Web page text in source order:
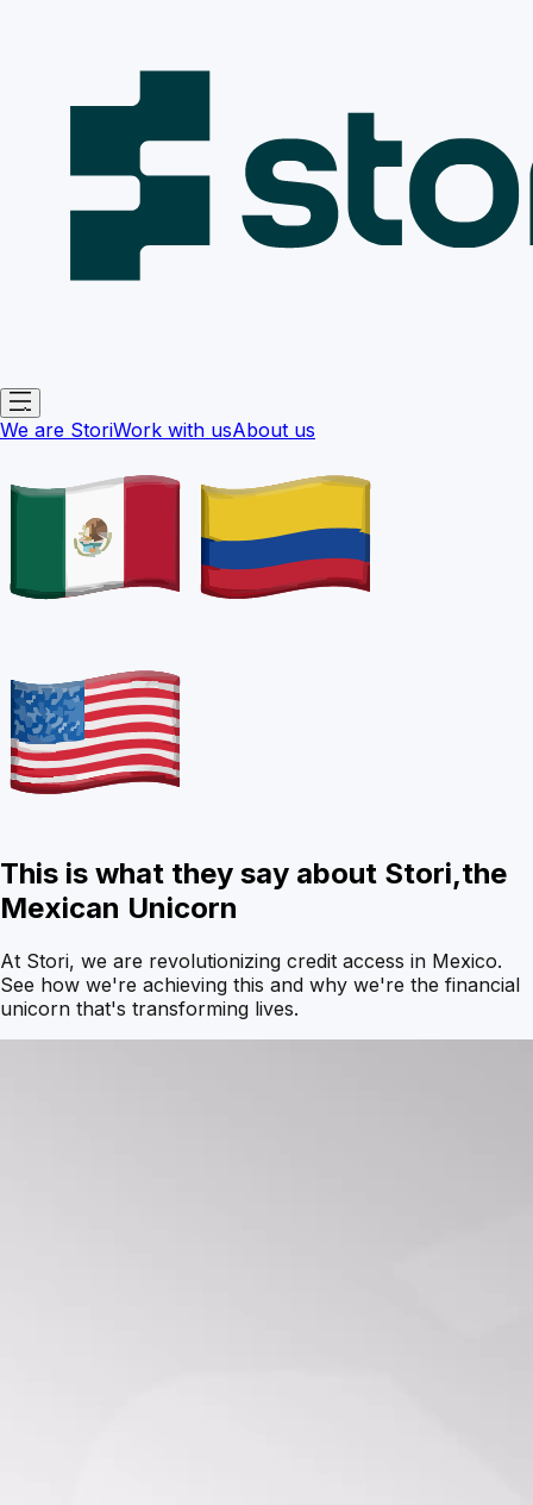
We are StoriWork with usAbout us
This is what they say about Stori,the
Mexican Unicorn
At Stori, we are revolutionizing credit access in Mexico.
See how we're achieving this and why we're the financial
unicorn that's transforming lives.